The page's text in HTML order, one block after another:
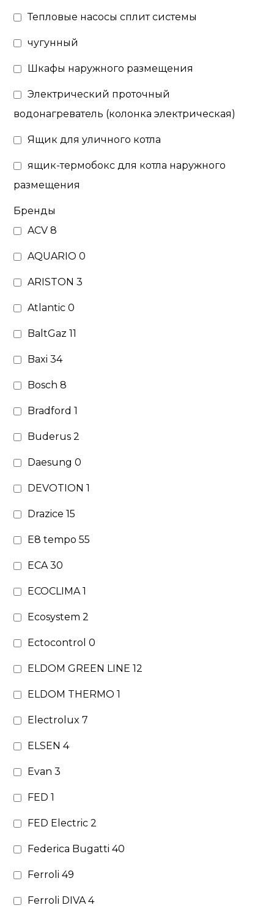
Тепловые насосы сплит системы
чугунный
Шкафы наружного размещения
Электрический проточный
водонагреватель (колонка электрическая)
Ящик для уличного котла
ящик-термобокс для котла наружного
размещения
Бренды
ACV8
AQUARIO0
ARISTON3
Atlantic0
BaltGaz11
Baxi34
Bosch8
Bradford1
Buderus2
Daesung0
DEVOTION1
Drazice15
E8 tempo55
ECA30
ECOCLIMA1
Ecosystem2
Ectocontrol0
ELDOM GREEN LINE12
ELDOM THERMO1
Electrolux7
ELSEN4
Evan3
FED1
FED Electric2
Federica Bugatti40
Ferroli49
Ferroli DIVA4